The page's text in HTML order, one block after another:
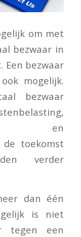
om met
bezwaar in
Een bezwaar
mogelijk.
bezwaar
en
de toekomst
verder
dan één
is niet
tegen een